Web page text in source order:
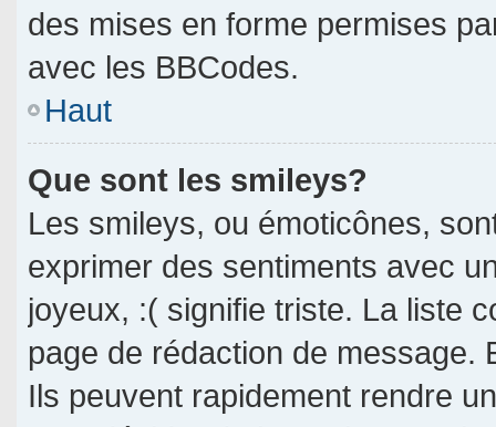
des mises en forme permises
avec les BBCodes.
Haut
Que sont les smileys?
Les smileys, ou émoticônes,
exprimer des sentiments avec
joyeux, :( signifie triste. La liste
page de rédaction de message.
Ils peuvent rapidement rendre